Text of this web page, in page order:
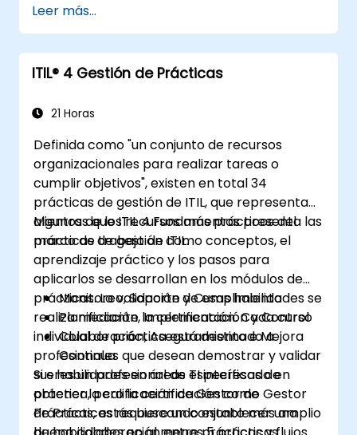
Ofrece una transición enfocada y eficiente,
destacando las diferencias clave, los nuevos
conceptos y las prácticas ampliadas
introducidas en ITIL® 5.
Leer más...
ITIL® 4 Gestión de Prácticas
21 Horas
Definida como "un conjunto de recursos
organizacionales para realizar tareas o
cumplir objetivos", existen en total 34
prácticas de gestión de ITIL, que representan
algunos de los recursos más prácticos del
marco de trabajo de ITIL.
Mientras que ITIL 4 Fundamentos presenta las
prácticas de gestión como conceptos, el
aprendizaje práctico y los pasos para
aplicarlos se desarrollan en los módulos de
prácticas. La validación de esas habilidades se
realiza mediante la certificación. Cada curso
individual de práctica está destinado a
profesionales que desean demostrar y validar
sus habilidades en áreas específicas de
práctica, pero la certificación como Gestor
de Prácticas requiere un conjunto más amplio
Monitoreo, Soporte y Cumplimiento
Planificación, Implementación y Control
Colaboración, Aseguramiento e Mejora
Continua
Si eres un profesional de TI interesado en
obtener la calificación de Gestor de
Prácticas, estás buscando establecer una